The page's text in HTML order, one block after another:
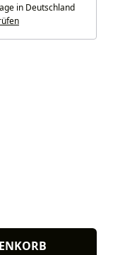
in Deutschland